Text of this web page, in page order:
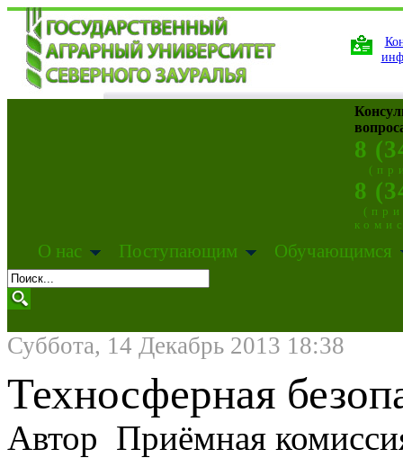
8
8
О нас Поступающим Обучающимся
Суббота, 14 Декабрь 2013 18:38
Техносферная
Автор Приёмная